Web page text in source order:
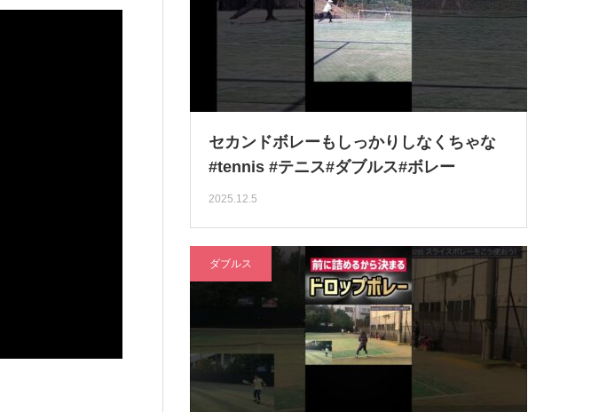
セカンドボレーもしっかりしなくちゃな
#tennis #テニス#ダブルス#ボレー
2025.12.5
ダブルス